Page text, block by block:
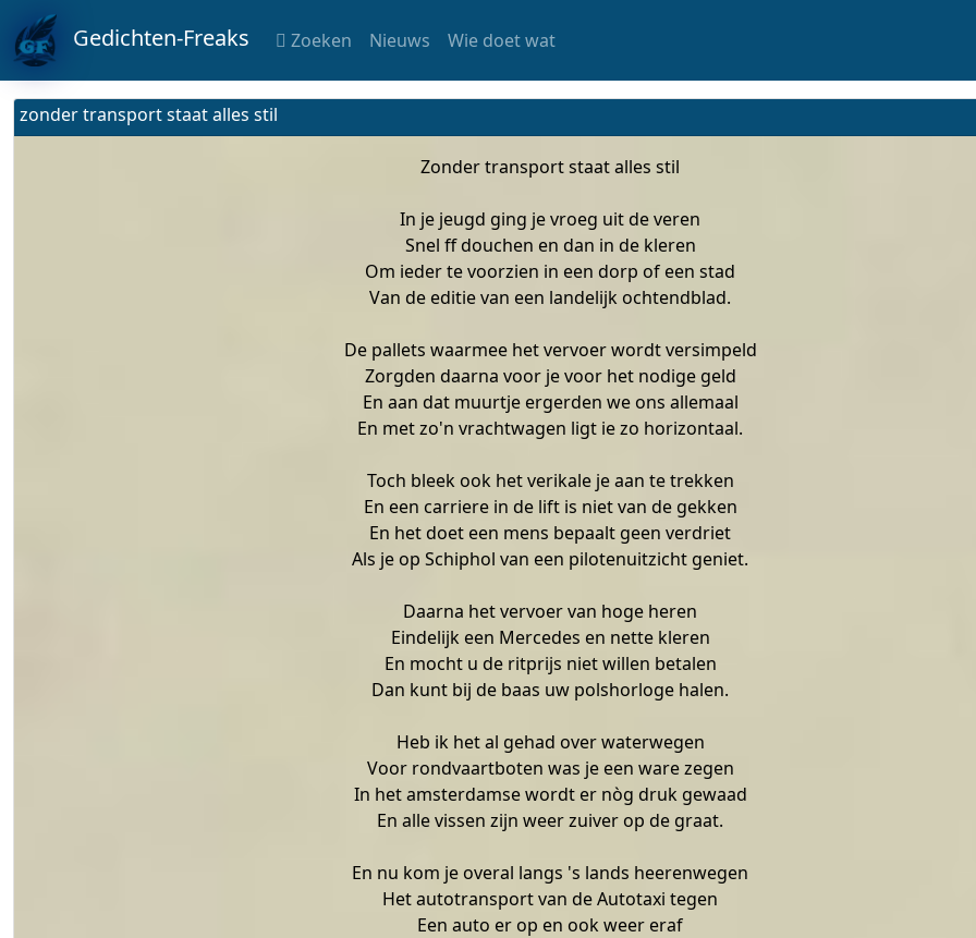
Gedichten-Freaks Zoeken Nieuws Wie doet wat
zonder transport staat alles stil
Zonder transport staat alles stil
In je jeugd ging je vroeg uit de veren
Snel ff douchen en dan in de kleren
Om ieder te voorzien in een dorp of een stad
Van de editie van een landelijk ochtendblad.
De pallets waarmee het vervoer wordt versimpeld
Zorgden daarna voor je voor het nodige geld
En aan dat muurtje ergerden we ons allemaal
En met zo'n vrachtwagen ligt ie zo horizontaal.
Toch bleek ook het verikale je aan te trekken
En een carriere in de lift is niet van de gekken
En het doet een mens bepaalt geen verdriet
Als je op Schiphol van een pilotenuitzicht geniet.
Daarna het vervoer van hoge heren
Eindelijk een Mercedes en nette kleren
En mocht u de ritprijs niet willen betalen
Dan kunt bij de baas uw polshorloge halen.
Heb ik het al gehad over waterwegen
Voor rondvaartboten was je een ware zegen
In het amsterdamse wordt er nòg druk gewaad
En alle vissen zijn weer zuiver op de graat.
En nu kom je overal langs 's lands heerenwegen
Het autotransport van de Autotaxi tegen
Een auto er op en ook weer eraf